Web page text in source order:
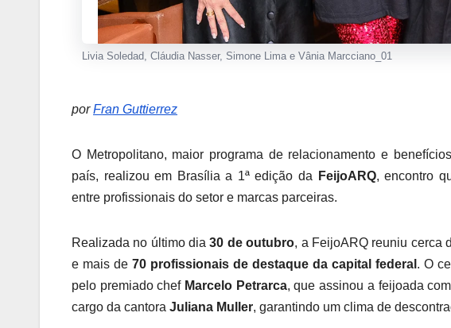
Livia Soledad, Cláudia Nasser, Simone Lima e Vânia Marcciano_01
porFran Guttierrez
O Metropolitano, maior programa de relacionamento e
país, realizou em Brasília a 1ª edição da
FeijoARQ, encontro
entre profissionais do setor e marcas parceiras.
Realizada no último dia30 de outubro, a FeijoARQ reuniu cerca
e mais de70 profissionais de destaque da capital federal . O
pelo premiado chef Marcelo Petrarca, que assinou a feijoada
cargo da cantora Juliana Muller, garantindo um clima de